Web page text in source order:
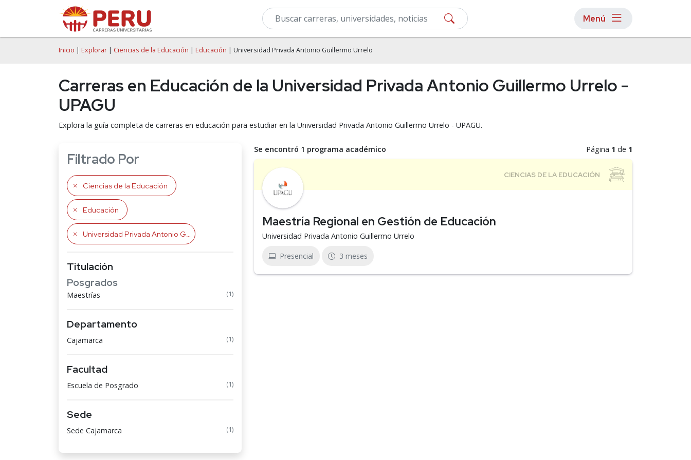
Menú
Inicio | Explorar | Ciencias de la Educación | Educación | Universidad Privada Antonio Guillermo Urrelo
Carreras en Educación de la Universidad Privada Antonio Guillermo Urrelo -
UPAGU
Explora la guía completa de carreras en educación para estudiar en la Universidad Privada Antonio Guillermo Urrelo - UPAGU.
Filtrado Por
Ciencias de la Educación
Educación
Universidad Privada Antonio Guillermo Urrelo
Titulación
Posgrados
Maestrías (1)
Departamento
Cajamarca (1)
Facultad
Escuela de Posgrado (1)
Sede
Sede Cajamarca (1)
Se encontró 1 programa académico Página 1 de 1
Maestría Regional en Gestión de Educación
Universidad Privada Antonio Guillermo Urrelo
Presencial 3 meses